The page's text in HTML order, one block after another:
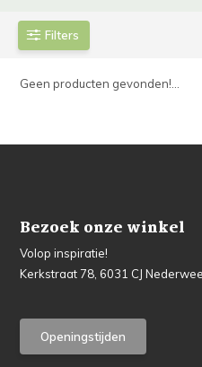
Filters
Geen producten gevonden!...
Bezoek onze winkel
Volop inspiratie!
Kerkstraat 78, 6031 CJ
Openingstijden